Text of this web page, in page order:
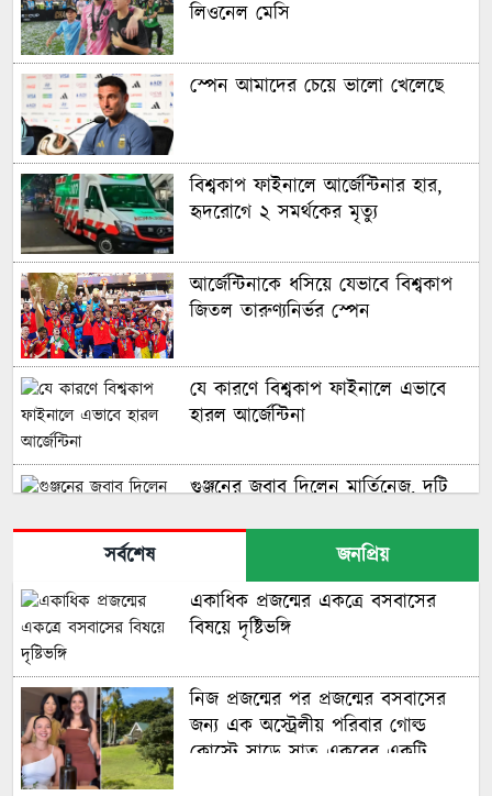
লিওনেল মেসি
স্পেন আমাদের চেয়ে ভালো খেলেছে
বিশ্বকাপ ফাইনালে আর্জেন্টিনার হার,
হৃদরোগে ২ সমর্থকের মৃত্যু
আর্জেন্টিনাকে ধসিয়ে যেভাবে বিশ্বকাপ
জিতল তারুণ্যনির্ভর স্পেন
যে কারণে বিশ্বকাপ ফাইনালে এভাবে
হারল আর্জেন্টিনা
গুঞ্জনের জবাব দিলেন মার্তিনেজ, দুটি
মরক্কোকে হারিয়ে সেমিফাইনালে ফ্রান্স
নকআউটে মেসি-সালাহ দ্বৈরথ
সর্বশেষ
জনপ্রিয়
একাধিক প্রজন্মের একত্রে বসবাসের
বিষয়ে দৃষ্টিভঙ্গি
নিজ প্রজন্মের পর প্রজন্মের বসবাসের
জন্য এক অস্ট্রেলীয় পরিবার গোল্ড
কোস্টে সাড়ে সাত একরের একটি